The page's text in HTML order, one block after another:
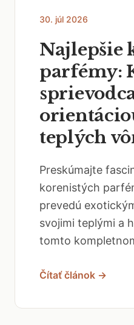
30. júl 2026
Najlepšie
parfémy:
teplých
Preskúmajte
korenistých
prevedú
svojimi teplými a
tomto
Čítať článok →